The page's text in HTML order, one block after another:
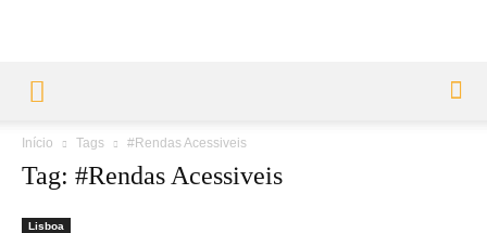
Início Tags #Rendas Acessiveis
Tag: #Rendas Acessiveis
Lisboa